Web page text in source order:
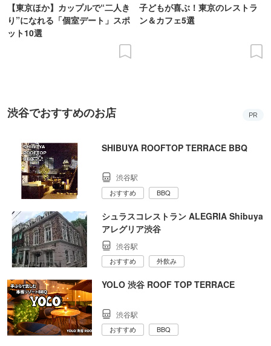
【東京ほか】カップルで“二人き
り”になれる「個室デート」スポ
ット10選
子どもが喜ぶ！東京のレストラ
ン＆カフェ5選
渋谷でおすすめのお店 PR
SHIBUYA ROOFTOP TERRACE BBQ
渋谷駅
おすすめ BBQ
シュラスコレストラン ALEGRIA Shibuya
アレグリア渋谷
渋谷駅
おすすめ 外飲み
YOLO 渋谷 ROOF TOP TERRACE
渋谷駅
おすすめ BBQ